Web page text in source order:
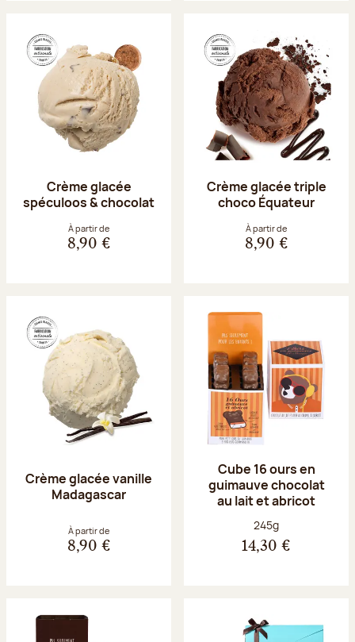
Crème glacée
spéculoos & chocolat
À partir de
8,90 €
Crème glacée triple
choco Équateur
À partir de
8,90 €
Crème glacée vanille
Madagascar
À partir de
8,90 €
Cube 16 ours en
guimauve chocolat
au lait et abricot
Poids net :
245g
14,30 €